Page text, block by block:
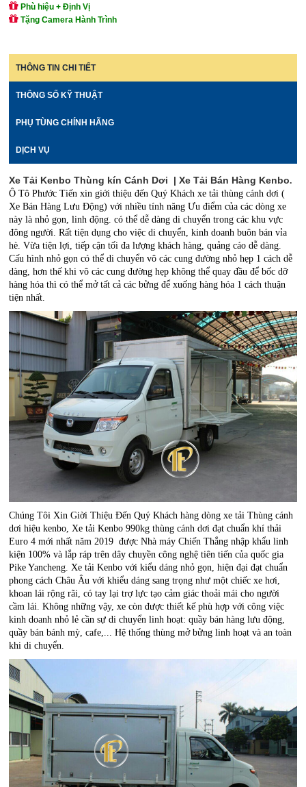
Phù hiệu + Định Vị
Tặng Camera Hành Trình
THÔNG TIN CHI TIẾT
THÔNG SỐ KỸ THUẬT
PHỤ TÙNG CHÍNH HÃNG
DỊCH VỤ
Xe Tải Kenbo Thùng kín Cánh Dơi | Xe Tải Bán Hàng Kenbo.
Ô Tô Phước Tiến xin giới thiệu đến Quý Khách xe tải thùng cánh dơi (
Xe Bán Hàng Lưu Động) với nhiều tính năng Ưu điểm của các dòng xe
này là nhỏ gọn, linh động. có thể dễ dàng di chuyển trong các khu vực
đông người. Rất tiện dụng cho việc di chuyển, kinh doanh buôn bán vỉa
hè. Vừa tiện lợi, tiếp cận tối đa lượng khách hàng, quảng cáo dễ dàng.
Cấu hình nhỏ gọn có thể di chuyển vô các cung đường nhỏ hẹp 1 cách dễ
dàng, hơn thế khi vô các cung đường hẹp không thể quay đầu để bốc dỡ
hàng hóa thì có thể mở tất cả các bửng để xuống hàng hóa 1 cách thuận
tiện nhất.
Chúng Tôi Xin Giời Thiệu Đến Quý Khách hàng dòng xe tải Thùng cánh
dơi hiệu kenbo, Xe tải Kenbo 990kg thùng cánh dơi đạt chuẩn khí thải
Euro 4 mới nhất năm 2019 được Nhà máy Chiến Thắng nhập khẩu linh
kiện 100% và lắp ráp trên dây chuyền công nghệ tiên tiến của quốc gia
Pike Yancheng. Xe tải Kenbo với kiểu dáng nhỏ gọn, hiện đại đạt chuẩn
phong cách Châu Âu với khiểu dáng sang trọng như một chiếc xe hơi,
khoan lái rộng rãi, có tay lại trợ lực tạo cảm giác thoải mái cho người
cầm lái. Không những vậy, xe còn được thiết kế phù hợp với công việc
kinh doanh nhỏ lẻ cần sự di chuyển linh hoạt: quầy bán hàng lưu động,
quầy bán bánh mỳ, cafe,... Hệ thống thùng mở bửng linh hoạt và an toàn
khi di chuyển.